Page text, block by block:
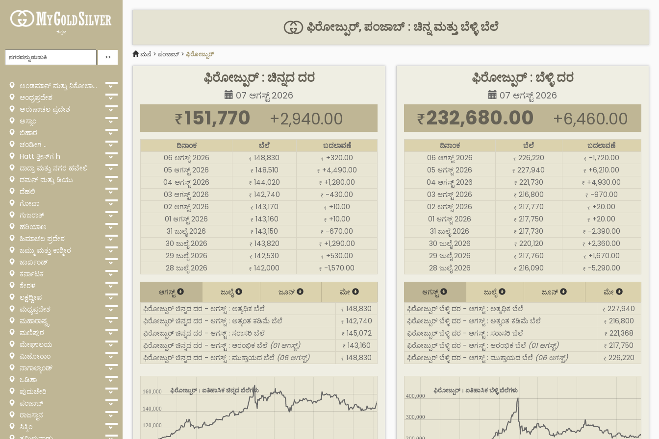
ಕನ್ನಡ
ಅಂಡಮಾನ್ ಮತ್ತು ನಿಕೋಬಾರ್
ಆಂಧ್ರಪ್ರದೇಶ
ಅರುಣಾಚಲ ಪ್ರದೇಶ
ಅಸ್ಸಾಂ
ಬಿಹಾರ
ಚಂಡೀಗ ..
Hatt ತ್ತೀಸ್‌ಗ h
ದಾದ್ರಾ ಮತ್ತು ನಗರ ಹವೇಲಿ
ದಮನ್ ಮತ್ತು ಡಿಯು
ದೆಹಲಿ
ಗೋವಾ
ಗುಜರಾತ್
ಹರಿಯಾಣ
ಹಿಮಾಚಲ ಪ್ರದೇಶ
ಜಮ್ಮು ಮತ್ತು ಕಾಶ್ಮೀರ
ಜಾರ್ಖಂಡ್
ಕರ್ನಾಟಕ
ಕೇರಳ
ಲಕ್ಷದ್ವೀಪ
ಮಧ್ಯಪ್ರದೇಶ
ಮಹಾರಾಷ್ಟ್ರ
ಮಣಿಪುರ
ಮೇಘಾಲಯ
ಮಿಜೋರಾಂ
ನಾಗಾಲ್ಯಾಂಡ್
ಒಡಿಶಾ
ಪುದುಚೇರಿ
ಪಂಜಾಬ್
ರಾಜಸ್ಥಾನ
ಸಿಕ್ಕಿಂ
ಫಿರೋಜ್ಪುರ್, ಪಂಜಾಬ್ : ಚಿನ್ನ ಮತ್ತು ಬೆಳ್ಳಿ ಬೆಲೆ
ಮನೆ > ಪಂಜಾಬ್ > ಫಿರೋಜ್ಪುರ್
ಫಿರೋಜ್ಪುರ್ : ಚಿನ್ನದ ದರ
07 ಆಗಸ್ಟ್ 2026
₹151,770 +2,940.00
ದಿನಾಂಕ ಬೆಲೆ
ಬದಲಾವಣೆ
06 ಆಗಸ್ಟ್ 2026
₹ 148,830 ₹ +320.00
05 ಆಗಸ್ಟ್ 2026
₹ 148,510 ₹ +4,490.00
04 ಆಗಸ್ಟ್ 2026
₹ 144,020 ₹ +1,280.00
03 ಆಗಸ್ಟ್ 2026
₹ 142,740 ₹ -430.00
02 ಆಗಸ್ಟ್ 2026
₹ 143,170 ₹ +10.00
01 ಆಗಸ್ಟ್ 2026
₹ 143,160 ₹ +10.00
31 ಜುಲೈ 2026
₹ 143,150 ₹ -670.00
30 ಜುಲೈ 2026
₹ 143,820 ₹ +1,290.00
29 ಜುಲೈ 2026
₹ 142,530 ₹ +530.00
28 ಜುಲೈ 2026
₹ 142,000 ₹ -1,570.00
ಆಗಸ್ಟ್ ಜುಲೈ ಜೂನ್
ಮೇ
ಫಿರೋಜ್ಪುರ್ ಚಿನ್ನದ ದರ - ಆಗಸ್ಟ್ : ಅತ್ಯಧಿಕ ಬೆಲೆ
₹ 148,830
ಫಿರೋಜ್ಪುರ್ ಚಿನ್ನದ ದರ - ಆಗಸ್ಟ್ : ಅತ್ಯಂತ ಕಡಿಮೆ ಬೆಲೆ
₹ 142,740
ಫಿರೋಜ್ಪುರ್ ಚಿನ್ನದ ದರ - ಆಗಸ್ಟ್ : ಸರಾಸರಿ ಬೆಲೆ
₹ 145,072
ಫಿರೋಜ್ಪುರ್ ಚಿನ್ನದ ದರ - ಆಗಸ್ಟ್ : ಆರಂಭಿಕ ಬೆಲೆ (01 ಆಗಸ್ಟ್) ₹ 143,160
ಫಿರೋಜ್ಪುರ್ ಚಿನ್ನದ ದರ - ಆಗಸ್ಟ್ : ಮುಕ್ತಾಯದ ಬೆಲೆ (06 ಆಗಸ್ಟ್) ₹ 148,830
ಫಿರೋಜ್ಪುರ್ : ಐತಿಹಾಸಿಕ ಚಿನ್ನದ ಬೆಲೆಗಳು
120,000
140,000
160,000
ಫಿರೋಜ್ಪುರ್ : ಬೆಳ್ಳಿ ದರ
07 ಆಗಸ್ಟ್ 2026
₹232,680.00 +6,460.00
ದಿನಾಂಕ ಬೆಲೆ
ಬದಲಾವಣೆ
06 ಆಗಸ್ಟ್ 2026
₹ 226,220 ₹ -1,720.00
05 ಆಗಸ್ಟ್ 2026
₹ 227,940 ₹ +6,210.00
04 ಆಗಸ್ಟ್ 2026
₹ 221,730 ₹ +4,930.00
03 ಆಗಸ್ಟ್ 2026
₹ 216,800 ₹ -970.00
02 ಆಗಸ್ಟ್ 2026
₹ 217,770 ₹ +20.00
01 ಆಗಸ್ಟ್ 2026
₹ 217,750 ₹ +20.00
31 ಜುಲೈ 2026
₹ 217,730 ₹ -2,390.00
30 ಜುಲೈ 2026
₹ 220,120 ₹ +2,360.00
29 ಜುಲೈ 2026
₹ 217,760 ₹ +1,670.00
28 ಜುಲೈ 2026
₹ 216,090 ₹ -5,290.00
ಆಗಸ್ಟ್ ಜುಲೈ ಜೂನ್
ಮೇ
ಫಿರೋಜ್ಪುರ್ ಬೆಳ್ಳಿ ದರ - ಆಗಸ್ಟ್ : ಅತ್ಯಧಿಕ ಬೆಲೆ
₹ 227,940
ಫಿರೋಜ್ಪುರ್ ಬೆಳ್ಳಿ ದರ - ಆಗಸ್ಟ್ : ಅತ್ಯಂತ ಕಡಿಮೆ ಬೆಲೆ
₹ 216,800
ಫಿರೋಜ್ಪುರ್ ಬೆಳ್ಳಿ ದರ - ಆಗಸ್ಟ್ : ಸರಾಸರಿ ಬೆಲೆ
₹ 221,368
ಫಿರೋಜ್ಪುರ್ ಬೆಳ್ಳಿ ದರ - ಆಗಸ್ಟ್ : ಆರಂಭಿಕ ಬೆಲೆ (01 ಆಗಸ್ಟ್) ₹ 217,750
ಫಿರೋಜ್ಪುರ್ ಬೆಳ್ಳಿ ದರ - ಆಗಸ್ಟ್ : ಮುಕ್ತಾಯದ ಬೆಲೆ (06 ಆಗಸ್ಟ್) ₹ 226,220
ಫಿರೋಜ್ಪುರ್ : ಐತಿಹಾಸಿಕ ಬೆಳ್ಳಿ ಬೆಲೆಗಳು
300,000
400,000